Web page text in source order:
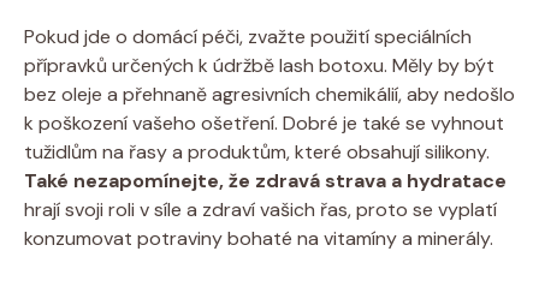
Pokud jde o domácí péči, zvažte použití speciálních
přípravků určených k údržbě lash botoxu. Měly by být
bez oleje a přehnaně agresivních chemikálií, aby nedošlo
k poškození vašeho ošetření. Dobré je také se vyhnout
tužidlům na řasy a produktům, které obsahují silikony.
Také nezapomínejte, že zdravá strava a hydratace
hrají svoji roli v síle a zdraví vašich řas, proto se vyplatí
konzumovat potraviny bohaté na vitamíny a minerály.